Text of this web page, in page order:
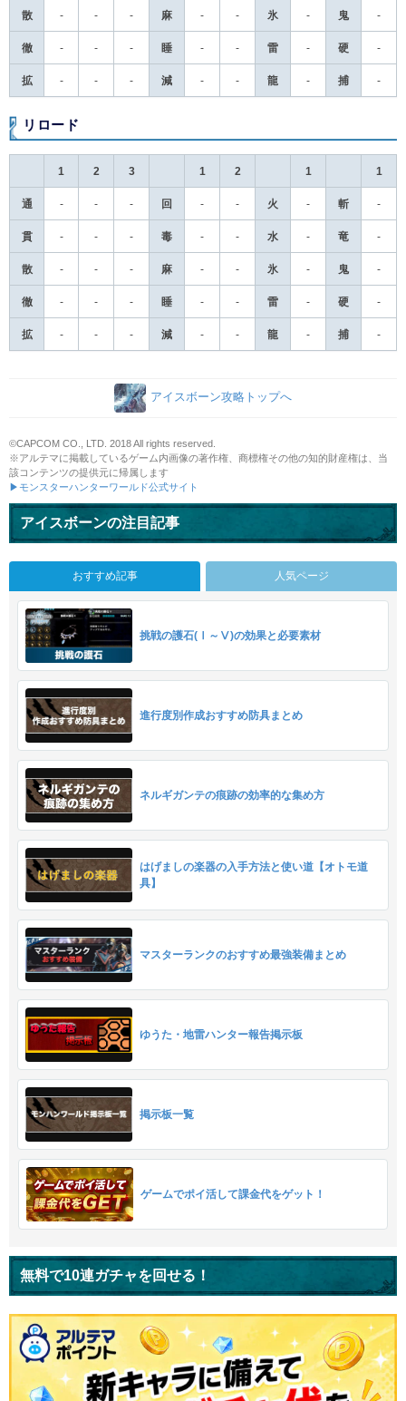
ウルムーティフォンⅣ
】
散 - - - 麻 - - 氷 - 鬼 -
徹 - - - 睡 - - 雷 - 硬 -
拡 - - - 減 - - 龍 - 捕 -
リロード
1 2 3 1 2 1 1
通 - - - 回 - - 火 - 斬 -
貫 - - - 毒 - - 水 - 竜 -
散 - - - 麻 - - 氷 - 鬼 -
徹 - - - 睡 - - 雷 - 硬 -
拡 - - - 減 - - 龍 - 捕 -
アイスボーン攻略トップへ
©CAPCOM CO., LTD. 2018 All rights reserved.
※アルテマに掲載しているゲーム内画像の著作権、商標権その他の知的財産権は、当
該コンテンツの提供元に帰属します
▶モンスターハンターワールド公式サイト
アイスボーンの注目記事
おすすめ記事 人気ページ
挑戦の護石(Ⅰ～Ⅴ)の効果と必要素材
進行度別作成おすすめ防具まとめ
ネルギガンテの痕跡の効率的な集め方
はげましの楽器の入手方法と使い道【オトモ道
具】
マスターランクのおすすめ最強装備まとめ
ゆうた・地雷ハンター報告掲示板
掲示板一覧
ゲームでポイ活して課金代をゲット！
無料で10連ガチャを回せる！